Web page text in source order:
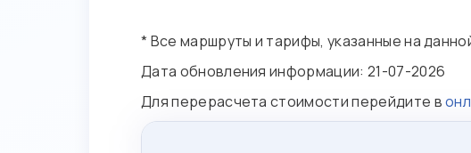
* Все маршруты и тарифы, указанные на
Дата обновления информации: 21-07-2026
Для перерасчета стоимости перейдите в